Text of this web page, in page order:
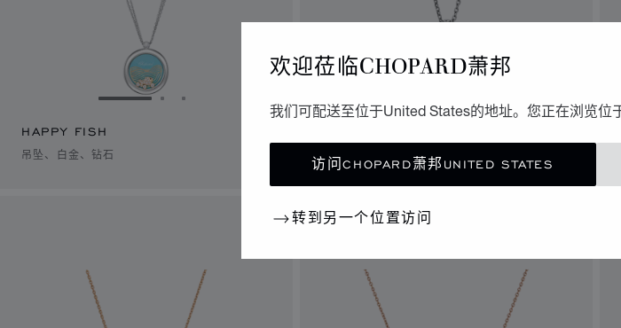
欢迎莅临CHOPARD萧邦
我们可配送至位于United States的地址。您正在浏览位
访问CHOPARD萧邦UNITED STATES
转到另一个位置访问
转到幻灯片 1转到幻灯片 2
转到幻灯片 3
HAPPY FISH
吊坠、白金、钻石
转到幻灯片 1转到幻灯片 2
转到幻灯片 3
吊坠、白金、钻石